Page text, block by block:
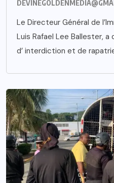
Le Directeur Général de
Luis Rafael Lee Ballester,
d’ interdiction et de